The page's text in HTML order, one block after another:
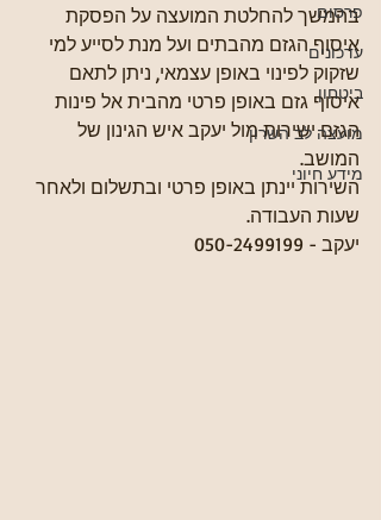
פרסום
עדכונים
ביטחון
מועצה לב השרון
מידע חיוני
בהמשך להחלטת המועצה על הפסקת
איסוף הגזם מהבתים ועל מנת לסייע למי
שזקוק לפינוי באופן עצמאי, ניתן לתאם
איסוף גזם באופן פרטי מהבית אל פינות
הגזם ישירות מול יעקב איש הגינון של
המושב.
השירות יינתן באופן פרטי ובתשלום ולאחר
שעות העבודה.
יעקב - 050-2499199